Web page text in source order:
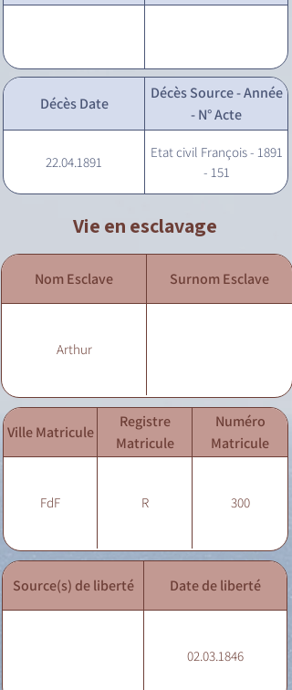
Décès Date
Décès Source - Année
- N° Acte
22.04.1891
Etat civil François - 1891
- 151
Vie en esclavage
Nom Esclave Surnom Esclave
Arthur
Ville Matricule
Registre
Matricule
Numéro
Matricule
FdF R 300
Source(s) de liberté Date de liberté
02.03.1846